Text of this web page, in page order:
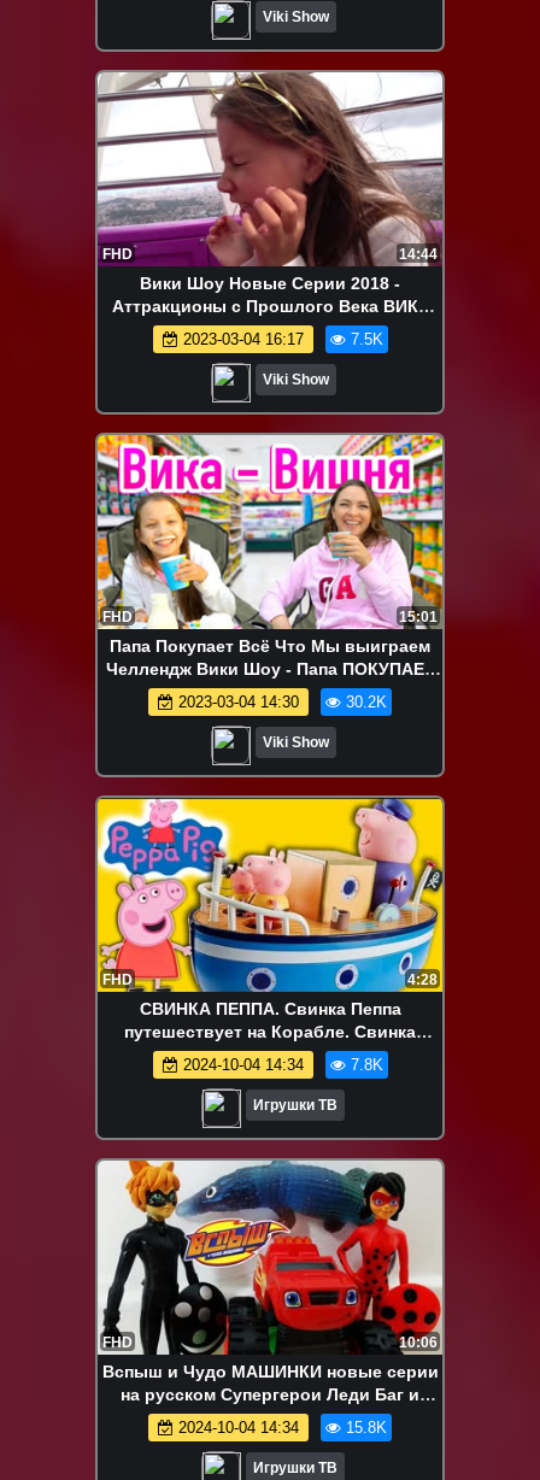
Viki Show
FHD 14:44
Вики Шоу Новые Серии 2018 -
Аттракционы с Прошлого Века ВИКЕ
СТРАШНО На Горе ТИБИДАБО Влог /
Вики Шоу
2023-03-04 16:17 7.5K
Viki Show
FHD 15:01
Папа Покупает Всё Что Мы выиграем
Челлендж Вики Шоу - Папа ПОКУПАЕТ
Нам Всё На Букву Моего Имени / Вики
Шоу
2023-03-04 14:30 30.2K
Viki Show
FHD 4:28
СВИНКА ПЕППА. Свинка Пеппа
путешествует на Корабле. Свинка
Пеппа на русском новые серии |
Игрушки ТВ
2024-10-04 14:34 7.8K
Игрушки ТВ
FHD 10:06
Вспыш и Чудо МАШИНКИ новые серии
на русском Супергерои Леди Баг и
Супер-Кот спасают Машинки Игрушки
2024-10-04 14:34 15.8K
Игрушки ТВ